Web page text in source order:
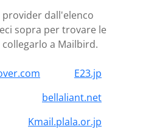
provider dall'elenco
sopra per trovare le
a Mailbird.
E23.jp
bellaliant.net
Kmail.plala.or.jp